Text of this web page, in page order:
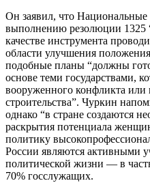
Он заявил, что
выполнению резолюции 1325
качестве инструмента
области улучшения
подобные планы “должны
основе теми государствами,
вооруженного конфликта или
строительства”. Чуркин
однако “в стране создаются
раскрытия потенциала
политику
России являются активными
политической жизни — в
70% госслужащих.